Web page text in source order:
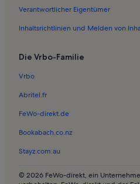
Ferienwohnungen in Badestelle
Ferienwohnungen in Kagar
Ferienwohnungen in Rauschendorf
Ferienwohnungen in Stendenitz
Ferienwohnungen in Sewekow
Ferienwohnungen in
Ferienwohnungen in
Ferienwohnungen in Zechlin
Ferienunterkünfte nahe
Ferienwohnungen in Krangen
Verantwortlicher Eigentümer
Inhaltsrichtlinien und Melden von
Die Vrbo-Familie
Vrbo
Abritel.fr
FeWo-direkt.de
Bookabach.co.nz
Stayz.com.au
© 2026 FeWo-direkt, ein